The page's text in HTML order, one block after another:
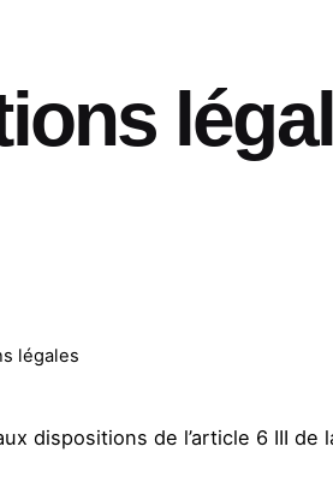
légales
dispositions de l’article 6 III